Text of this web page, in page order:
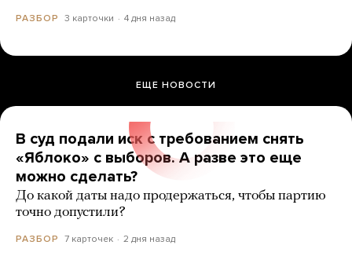
РАЗБОР 3 карточки 4 дня назад
ЕЩЕ НОВОСТИ
В суд подали иск с требованием снять
«Яблоко» с выборов. А разве это еще
можно сделать?
До какой даты надо продержаться, чтобы партию
точно допустили?
РАЗБОР 7 карточек 2 дня назад